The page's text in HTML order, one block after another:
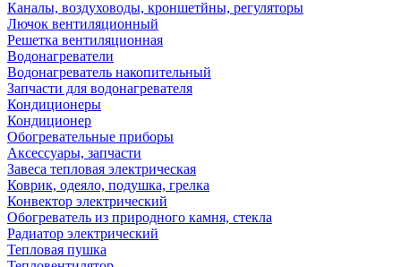
Каналы, воздуховоды, кроншетйны, регуляторы
Лючок вентиляционный
Решетка вентиляционная
Водонагреватели
Водонагреватель накопительный
Запчасти для водонагревателя
Кондиционеры
Кондиционер
Обогревательные приборы
Аксессуары, запчасти
Завеса тепловая электрическая
Коврик, одеяло, подушка, грелка
Конвектор электрический
Обогреватель из природного камня, стекла
Радиатор электрический
Тепловая пушка